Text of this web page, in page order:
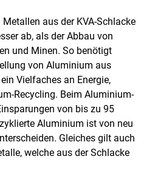
aus der KVA-Schlacke
ab, als der Abbau von
und Minen. So benötigt
von Aluminium aus
Vielfaches an Energie,
Recycling. Beim Aluminium-
von bis zu 95
Aluminium ist von neu
Gleiches gilt auch
welche aus der Schlacke